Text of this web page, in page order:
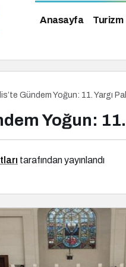
Anasayfa Turizm
Gündem Yoğun: 11. Yargı
Yoğun:
tarafından yayınlandı